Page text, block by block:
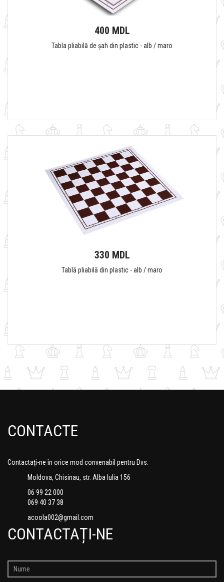
400 MDL
Tabla pliabilă de șah din plastic - alb / maro
330 MDL
Tablă pliabilă din plastic - alb / maro
CONTACTE
Contactați-ne în orice mod convenabil pentru Dvs.
Moldova, Chisinau, str. Alba Iulia 156
06 99 22 000
069 40 37 38
acoola002@gmail.com
CONTACTAȚI-NE